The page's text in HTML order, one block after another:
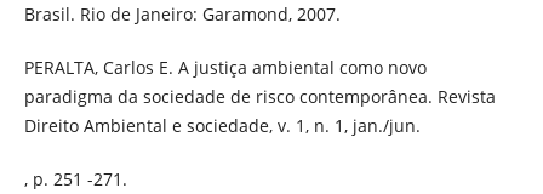
Brasil. Rio de Janeiro: Garamond, 2007.
PERALTA, Carlos E. A justiça ambiental como novo
paradigma da sociedade de risco contemporânea. Revista
Direito Ambiental e sociedade, v. 1, n. 1, jan./jun.
, p. 251 -271.